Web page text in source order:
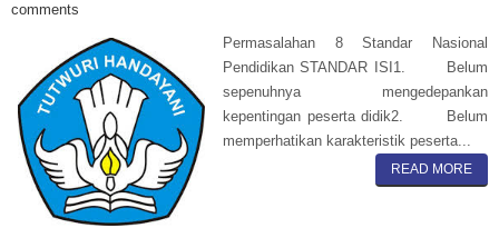
comments
Permasalahan 8 Standar Nasional
Pendidikan STANDAR ISI1. Belum
sepenuhnya mengedepankan
kepentingan peserta didik2. Belum
memperhatikan karakteristik peserta...
READ MORE